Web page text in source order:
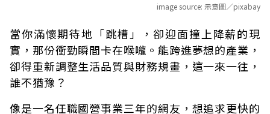
image source: 示意圖／pixabay
當你滿懷期待地「跳槽」，卻迎面撞上降薪的現
實，那份衝勁瞬間卡在喉嚨。能跨進夢想的產業，
卻得重新調整生活品質與財務規畫，這一來一往，
誰不猶豫？
像是一名任職國營事業三年的網友，想追求更快的